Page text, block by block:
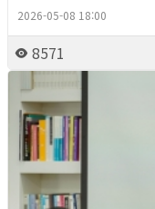
2026-05-08 18:00
8571